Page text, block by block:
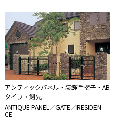
アンティックパネル・装飾手摺子・AB
タイプ・剣先
ANTlQUE PANEL／GATE／RESlDEN
CE